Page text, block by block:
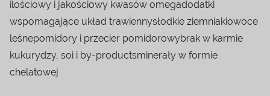
ilościowy i jakościowy kwasów omegadodatki
wspomagające układ trawiennysłodkie ziemniakiowoce
leśnepomidory i przecier pomidorowybrak w karmie
kukurydzy, soi i by-productsminerały w formie
chelatowej